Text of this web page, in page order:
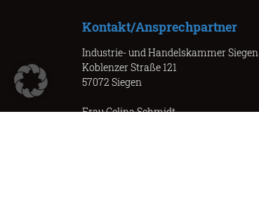
Kontakt/Ansprechpartner
Industrie- und Handelskammer Siegen
Koblenzer Straße 121
57072 Siegen
Frau Celina Schmidt